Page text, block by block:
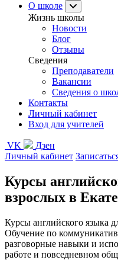
О школе
Жизнь школы
Новости
Блог
Отзывы
Сведения
Преподаватели
Вакансии
Сведения о
Контакты
Личный кабинет
Вход для учителей
VK
Дзен
Личный кабинет
Курсы
взрослых в
Курсы английского языка
Обучение по
разговорные навыки и
работе и повседневном